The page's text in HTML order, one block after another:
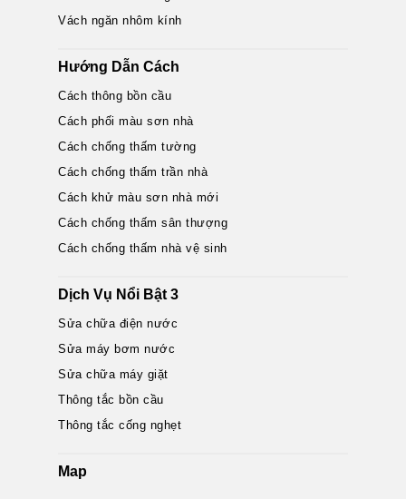
Vách ngăn nhôm kính
Hướng Dẫn Cách
Cách thông bồn cầu
Cách phối màu sơn nhà
Cách chống thấm tường
Cách chống thấm trần nhà
Cách khử màu sơn nhà mới
Cách chống thấm sân thượng
Cách chống thấm nhà vệ sinh
Dịch Vụ Nổi Bật 3
Sửa chữa điện nước
Sửa máy bơm nước
Sửa chữa máy giặt
Thông tắc bồn cầu
Thông tắc cống nghẹt
Map